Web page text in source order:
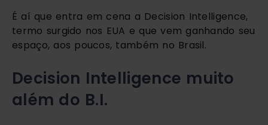
É aí que entra em cena a Decision Intelligence,
termo surgido nos EUA e que vem ganhando seu
espaço, aos poucos, também no Brasil.
Decision Intelligence muito
além do B.I.